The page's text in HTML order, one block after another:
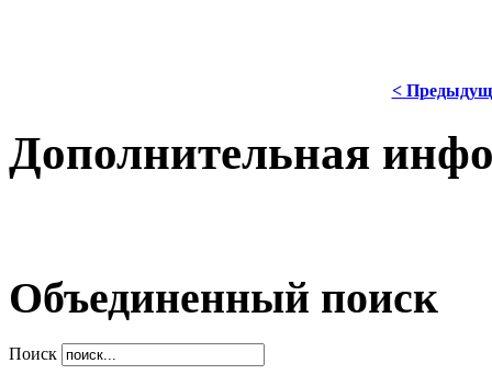
<
Дополнительная
Объединенный поиск
Поиск